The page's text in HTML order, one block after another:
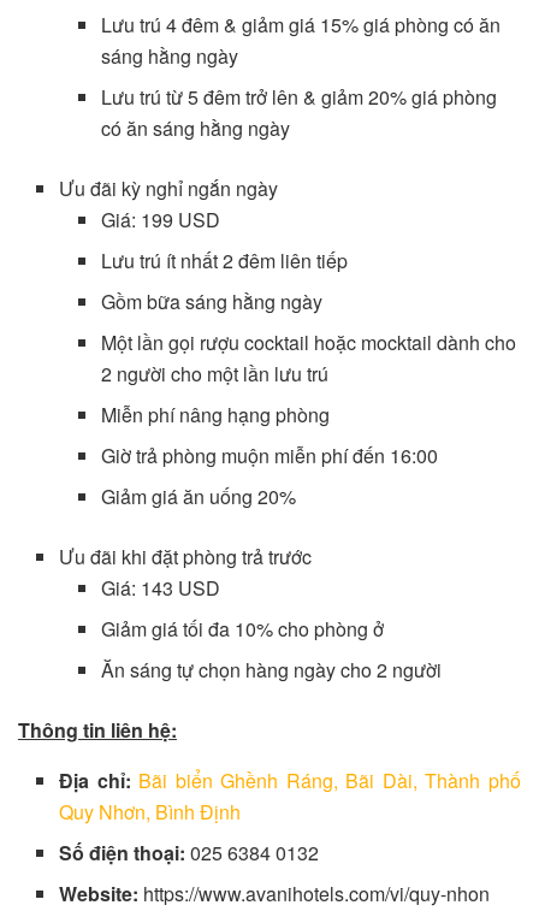
Lưu trú 4 đêm & giảm giá 15% giá phòng có ăn
sáng hằng ngày
Lưu trú từ 5 đêm trở lên & giảm 20% giá phòng
có ăn sáng hằng ngày
Ưu đãi kỳ nghỉ ngắn ngày
Giá: 199 USD
Lưu trú ít nhất 2 đêm liên tiếp
Gồm bữa sáng hằng ngày
Một lần gọi rượu cocktail hoặc mocktail dành cho
2 người cho một lần lưu trú
Miễn phí nâng hạng phòng
Giờ trả phòng muộn miễn phí đến 16:00
Giảm giá ăn uống 20%
Ưu đãi khi đặt phòng trả trước
Giá: 143 USD
Giảm giá tối đa 10% cho phòng ở
Ăn sáng tự chọn hàng ngày cho 2 người
Thông tin liên hệ:
Địa chỉ: Bãi biển Ghềnh Ráng, Bãi Dài, Thành phố
Quy Nhơn, Bình Định
Số điện thoại: 025 6384 0132
Website: https://www.avanihotels.com/vi/quy-nhon